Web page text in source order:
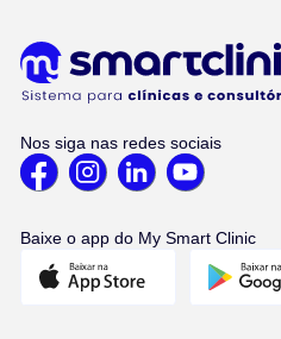
Nos siga nas redes sociais
Baixe o app do My Smart Clinic